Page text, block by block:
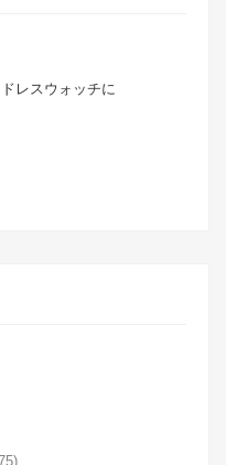
レスウォッチに